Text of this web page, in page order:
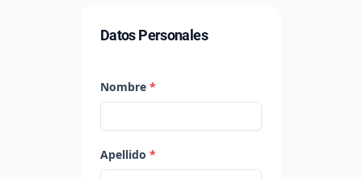
Datos Personales
Nombre *
Apellido *